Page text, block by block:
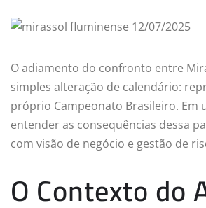
O adiamento do confronto entre
simples alteração de calendário:
próprio Campeonato Brasileiro. Em
entender as consequências dessa
com visão de negócio e gestão de
O Contexto do